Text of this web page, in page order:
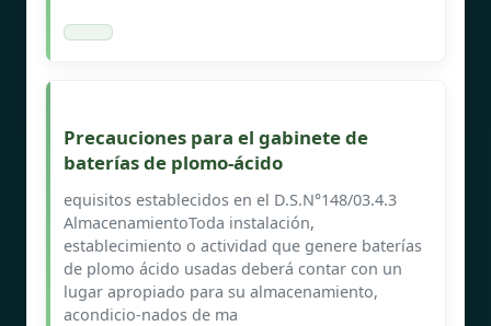
Precauciones para el gabinete de
baterías de plomo-ácido
equisitos establecidos en el D.S.N°148/03.4.3
AlmacenamientoToda instalación,
establecimiento o actividad que genere baterías
de plomo ácido usadas deberá contar con un
lugar apropiado para su almacenamiento,
acondicio-nados de ma